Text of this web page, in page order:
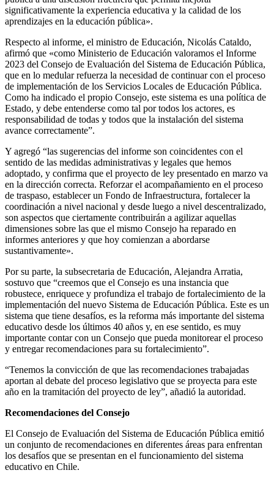
significativamente la experiencia educativa y la calidad de los
aprendizajes en la educación pública».
Respecto al informe, el ministro de Educación, Nicolás Cataldo,
afirmó que «como Ministerio de Educación valoramos el Informe
2023 del Consejo de Evaluación del Sistema de Educación Pública,
que en lo medular refuerza la necesidad de continuar con el proceso
de implementación de los Servicios Locales de Educación Pública.
Como ha indicado el propio Consejo, este sistema es una política de
Estado, y debe entenderse como tal por todos los actores, es
responsabilidad de todas y todos que la instalación del sistema
avance correctamente”.
Y agregó “las sugerencias del informe son coincidentes con el
sentido de las medidas administrativas y legales que hemos
adoptado, y confirma que el proyecto de ley presentado en marzo va
en la dirección correcta. Reforzar el acompañamiento en el proceso
de traspaso, establecer un Fondo de Infraestructura, fortalecer la
coordinación a nivel nacional y desde luego a nivel descentralizado,
son aspectos que ciertamente contribuirán a agilizar aquellas
dimensiones sobre las que el mismo Consejo ha reparado en
informes anteriores y que hoy comienzan a abordarse
sustantivamente».
Por su parte, la subsecretaria de Educación, Alejandra Arratia,
sostuvo que “creemos que el Consejo es una instancia que
robustece, enriquece y profundiza el trabajo de fortalecimiento de la
implementación del nuevo Sistema de Educación Pública. Este es un
sistema que tiene desafíos, es la reforma más importante del sistema
educativo desde los últimos 40 años y, en ese sentido, es muy
importante contar con un Consejo que pueda monitorear el proceso
y entregar recomendaciones para su fortalecimiento”.
“Tenemos la convicción de que las recomendaciones trabajadas
aportan al debate del proceso legislativo que se proyecta para este
año en la tramitación del proyecto de ley”, añadió la autoridad.
Recomendaciones del Consejo
El Consejo de Evaluación del Sistema de Educación Pública emitió
un conjunto de recomendaciones en diferentes áreas para enfrentan
los desafíos que se presentan en el funcionamiento del sistema
educativo en Chile.